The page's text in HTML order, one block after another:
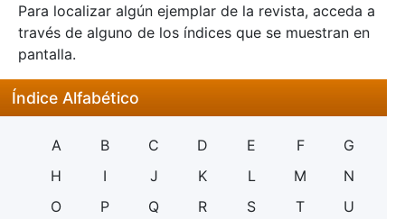
Para localizar algún ejemplar de la revista, acceda a
través de alguno de los índices que se muestran en
pantalla.
Índice Alfabético
A B C D E F
G
H
I J K L M
N
O
P Q R S T
U